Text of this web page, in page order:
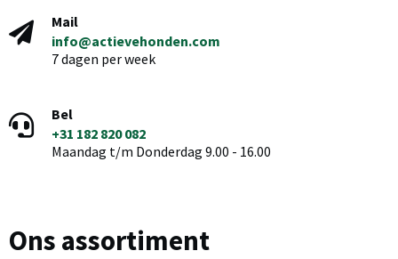
Mail
info@actievehonden.com
7 dagen per week
Bel
+31 182 820 082
Maandag t/m Donderdag 9.00 - 16.00
Ons assortiment